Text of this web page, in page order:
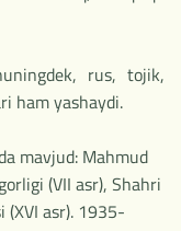
rus, tojik,
ham yashaydi.
mavjud: Mahmud
(VII asr), Shahri
(XVI asr). 1935-